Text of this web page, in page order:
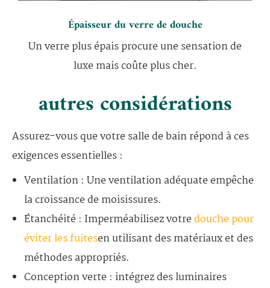
Épaisseur du verre de douche
Un verre plus épais procure une sensation de
luxe mais coûte plus cher.
autres considérations
Assurez-vous que votre salle de bain répond à ces
exigences essentielles :
Ventilation : Une ventilation adéquate empêche
la croissance de moisissures.
Étanchéité : Imperméabilisez votredouche pour
éviter les fuitesen utilisant des matériaux et des
méthodes appropriés.
Conception verte : intégrez des luminaires